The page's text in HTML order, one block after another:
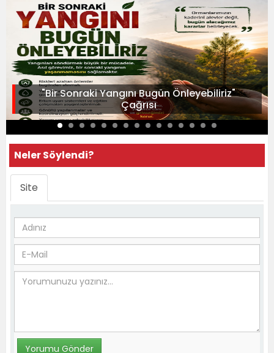
"Bir Sonraki Yangını Bugün Önleyebiliriz"
Çağrısı
Neler Söylendi?
Site